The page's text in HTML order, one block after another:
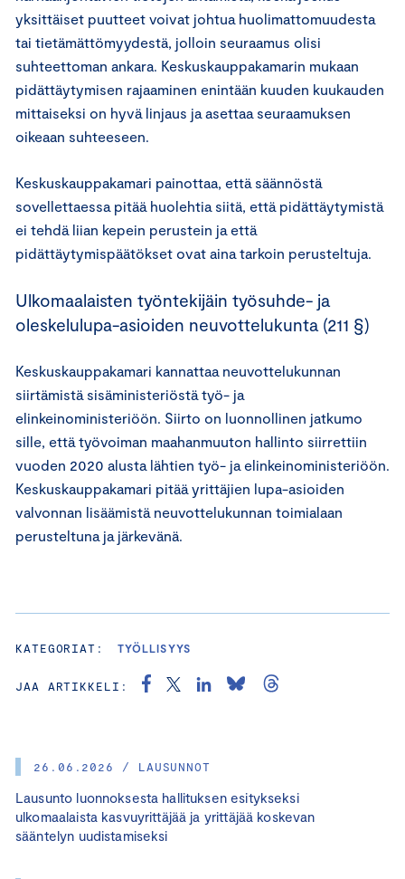
26.06.2026 / LAUSUNNOT
Lausunto luonnoksesta hallituksen esitykseksi
ulkomaalaista kasvuyrittäjää ja yrittäjää koskevan
sääntelyn uudistamiseksi
yksittäiset puutteet voivat johtua huolimattomuudesta
tai tietämättömyydestä, jolloin seuraamus olisi
suhteettoman ankara. Keskuskauppakamarin mukaan
pidättäytymisen rajaaminen enintään kuuden kuukauden
mittaiseksi on hyvä linjaus ja asettaa seuraamuksen
oikeaan suhteeseen.
Keskuskauppakamari painottaa, että säännöstä
sovellettaessa pitää huolehtia siitä, että pidättäytymistä
ei tehdä liian kepein perustein ja että
pidättäytymispäätökset ovat aina tarkoin perusteltuja.
Ulkomaalaisten työntekijäin työsuhde- ja
oleskelulupa-asioiden neuvottelukunta (211 §)
Keskuskauppakamari kannattaa neuvottelukunnan
siirtämistä sisäministeriöstä työ- ja
elinkeinoministeriöön. Siirto on luonnollinen jatkumo
sille, että työvoiman maahanmuuton hallinto siirrettiin
vuoden 2020 alusta lähtien työ- ja elinkeinoministeriöön.
Keskuskauppakamari pitää yrittäjien lupa-asioiden
valvonnan lisäämistä neuvottelukunnan toimialaan
perusteltuna ja järkevänä.
KATEGORIAT: TYÖLLISYYS
JAA ARTIKKELI: